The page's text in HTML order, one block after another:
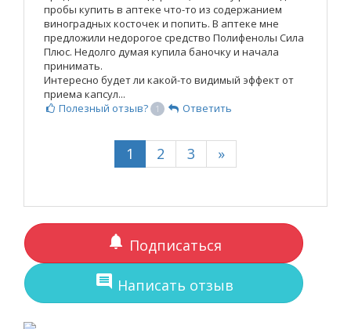
пробы купить в аптеке что-то из содержанием
виноградных косточек и попить. В аптеке мне
предложили недорогое средство Полифенолы Сила
Плюс. Недолго думая купила баночку и начала
принимать.
Интересно будет ли какой-то видимый эффект от
приема капсул...
Полезный отзыв? 1 Ответить
1 2 3 »
notifications Подписаться
comment Написать отзыв